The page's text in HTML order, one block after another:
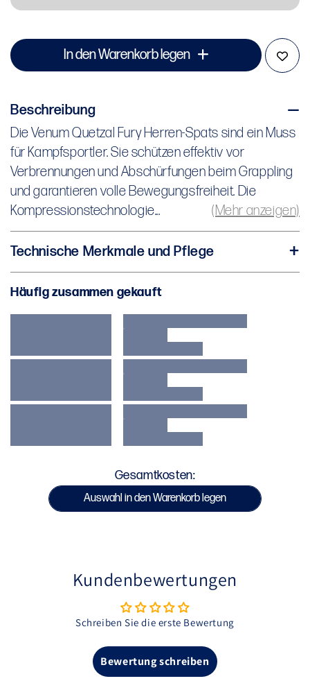
In den Warenkorb legen
Beschreibung
Die Venum Quetzal Fury Herren-Spats sind ein Muss
für Kampfsportler. Sie schützen effektiv vor
Verbrennungen und Abschürfungen beim Grappling
und garantieren volle Bewegungsfreiheit. Die
Kompressionstechnologie fördert die schnelle
Muskelregeneration. Ein elastischer Bund sorgt für
sicheren Halt und optimalen Sitz. Ideal für MMA, Jiu-
Jitsu oder andere Kampfsportarten - solo getragen
oder unter Shorts aus derselben Kollektion.
Die Venum Quetzal Fury Herren-Spats sind ein Muss
für Kampfsportler. Sie schützen effektiv vor
Verbrennungen und Abschürfungen beim Grappling
und garantieren volle Bewegungsfreiheit. Die
Kompressionstechnologie...
(Mehr anzeigen)
Technische Merkmale und Pflege
Material: 92 % Polyester - 8 % Elasthan
Elastischer Bund
Kompressionsmaterial
Siebdruck-Grafiken und Logos
Bei 30 °C kalt waschen
Nicht im Trockner trocknen
SKU : VENUM-05852-100
Häufig zusammen gekauft
Gesamtkosten:
Auswahl in den Warenkorb legen
Kundenbewertungen
Schreiben Sie die erste Bewertung
Bewertung schreiben